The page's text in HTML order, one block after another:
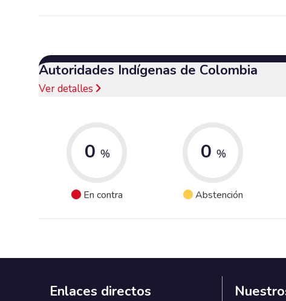
Autoridades Indígenas de Colombia
Ver detalles
0 %
En contra
0 %
Abstención
Enlaces directos